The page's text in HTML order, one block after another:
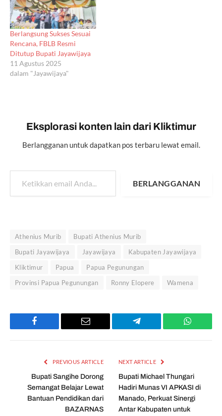
Berlangsung Sukses Sesuai
Rencana, FBLB Resmi
Ditutup Bupati Jayawijaya
11 Agustus 2025
dalam "Jayawijaya"
Eksplorasi konten lain dari Kliktimur
Berlangganan untuk dapatkan pos terbaru lewat email.
Ketikkan email Anda...
BERLANGGANAN
Athenius Murib
Bupati Athenius Murib
Bupati Jayawijaya
Jayawijaya
Kabupaten Jayawijaya
Kliktimur
Papua
Papua Pegunungan
Provinsi Papua Pegunungan
Ronny Elopere Wamena
Facebook Email Telegram
PREVIOUS ARTICLE
Bupati Sangihe Dorong
Semangat Belajar Lewat
Bantuan Pendidikan dari
BAZARNAS
NEXT ARTICLE
Bupati Michael Thungari
Hadiri Munas VI APKASI di
Manado, Perkuat Sinergi
Antar Kabupaten untuk